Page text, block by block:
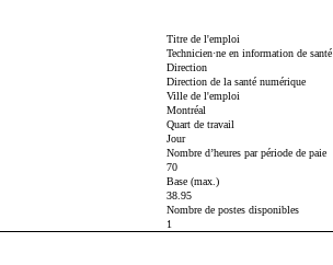
Titre de l'emploi
Technicien·ne en information de santé
Direction
Direction de la santé numérique
Ville de l'emploi
Montréal
Quart de travail
Jour
Nombre d’heures par période de paie
70
Base (max.)
38.95
Nombre de postes disponibles
1